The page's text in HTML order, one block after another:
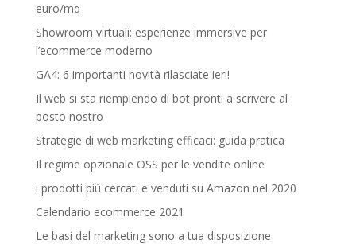
euro/mq
Showroom virtuali: esperienze immersive per
l’ecommerce moderno
GA4: 6 importanti novità rilasciate ieri!
Il web si sta riempiendo di bot pronti a scrivere al
posto nostro
Strategie di web marketing efficaci: guida pratica
Il regime opzionale OSS per le vendite online
i prodotti più cercati e venduti su Amazon nel 2020
Calendario ecommerce 2021
Le basi del marketing sono a tua disposizione